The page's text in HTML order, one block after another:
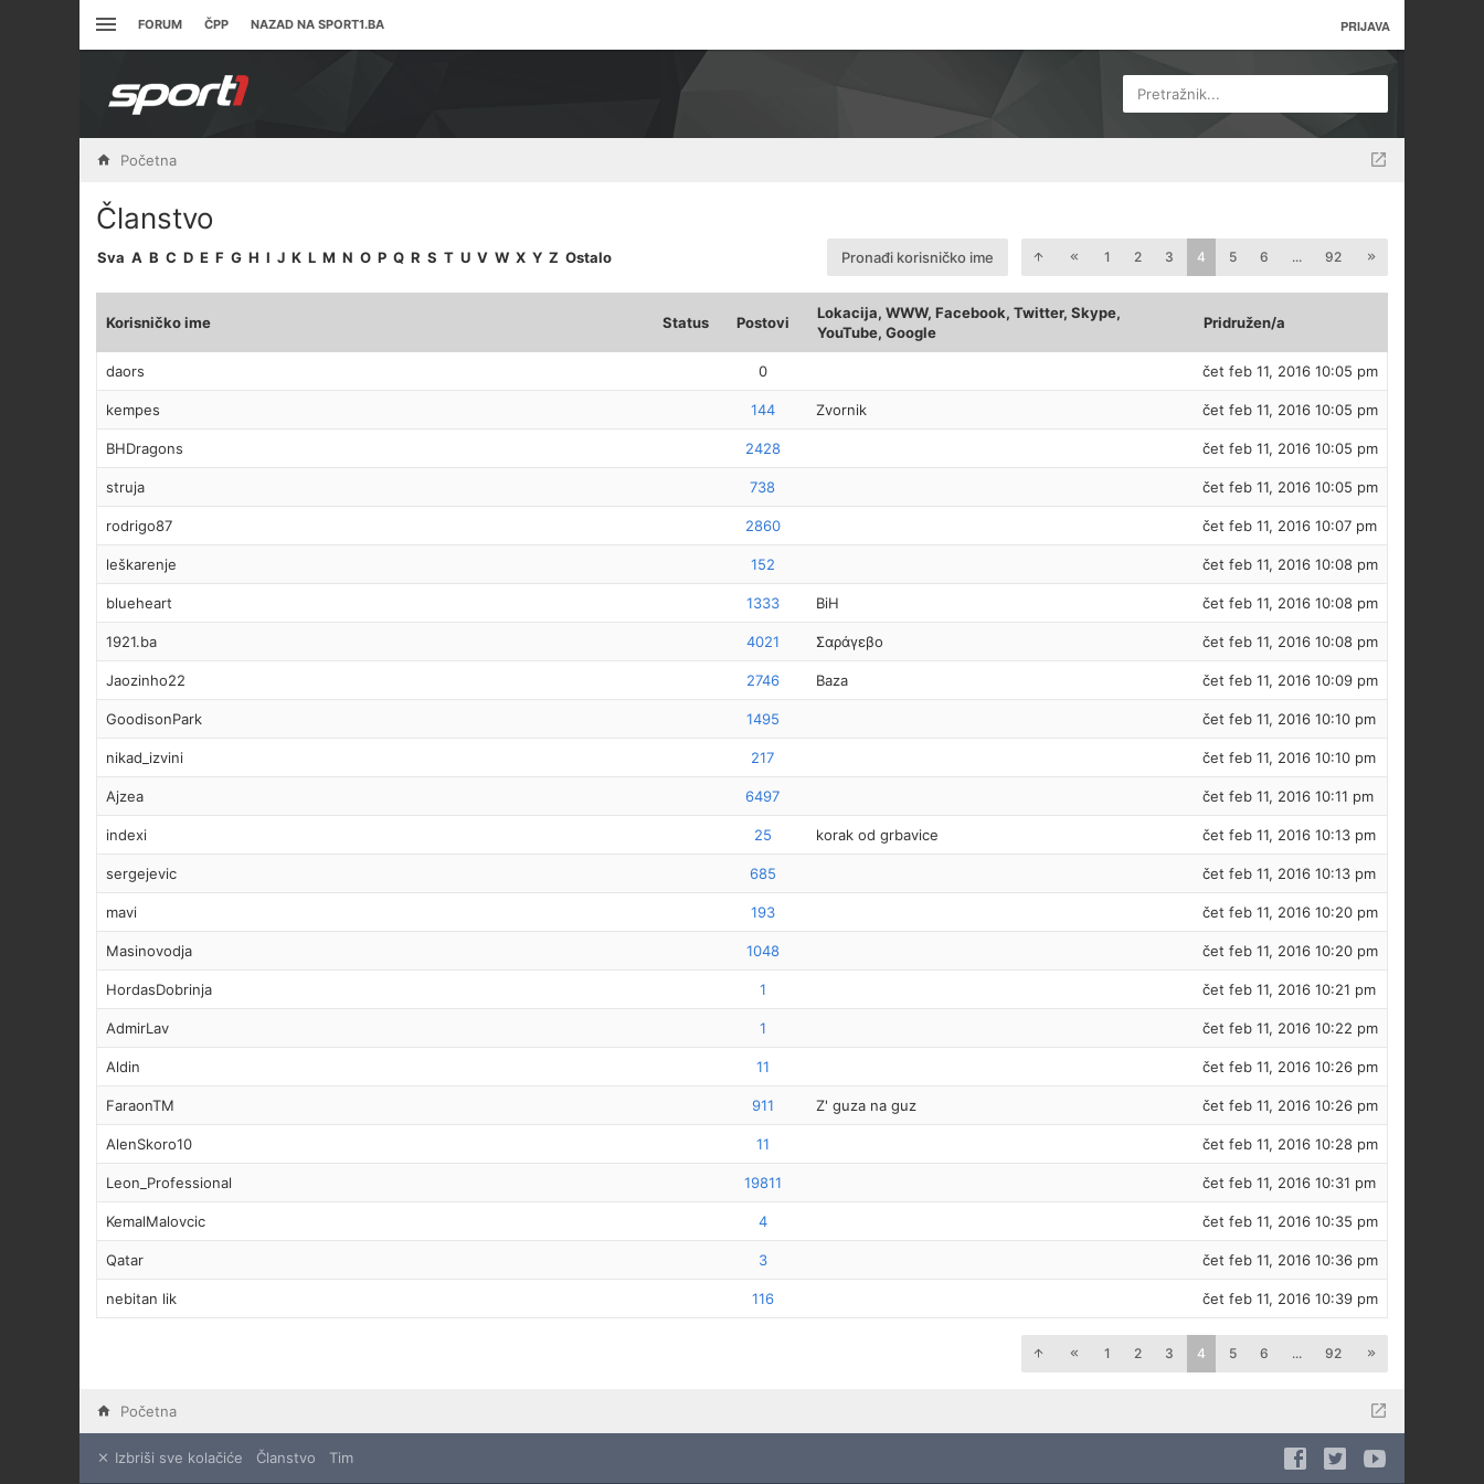
FORUM ČPP NAZAD NA SPORT1.BA PRIJAVA
Pretražnik...
Početna
Članstvo
Sva A B C D E F G H I J K L M N O P Q R S T U V W X Y Z Ostalo Pronađi korisničko ime 1 2 3 4 5 6 ... 92
Status
Korisničko ime Postovi
Lokacija, WWW, Facebook, Twitter, Skype,
YouTube, Google
Pridružen/a
daors 0 čet feb 11, 2016 10:05 pm
kempes 144 Zvornik čet feb 11, 2016 10:05 pm
BHDragons 2428 čet feb 11, 2016 10:05 pm
struja 738 čet feb 11, 2016 10:05 pm
rodrigo87 2860 čet feb 11, 2016 10:07 pm
leškarenje 152 čet feb 11, 2016 10:08 pm
blueheart 1333 BiH čet feb 11, 2016 10:08 pm
1921.ba 4021 Σαράγεβο čet feb 11, 2016 10:08 pm
Jaozinho22 2746 Baza čet feb 11, 2016 10:09 pm
GoodisonPark 1495 čet feb 11, 2016 10:10 pm
nikad_izvini 217 čet feb 11, 2016 10:10 pm
Ajzea 6497 čet feb 11, 2016 10:11 pm
indexi 25 korak od grbavice čet feb 11, 2016 10:13 pm
sergejevic 685 čet feb 11, 2016 10:13 pm
mavi 193 čet feb 11, 2016 10:20 pm
Masinovodja 1048 čet feb 11, 2016 10:20 pm
HordasDobrinja 1 čet feb 11, 2016 10:21 pm
AdmirLav 1 čet feb 11, 2016 10:22 pm
Aldin 11 čet feb 11, 2016 10:26 pm
FaraonTM 911 Z' guza na guz čet feb 11, 2016 10:26 pm
AlenSkoro10 11 čet feb 11, 2016 10:28 pm
Leon_Professional 19811 čet feb 11, 2016 10:31 pm
KemalMalovcic 4 čet feb 11, 2016 10:35 pm
Qatar 3 čet feb 11, 2016 10:36 pm
nebitan lik 116 čet feb 11, 2016 10:39 pm
1 2 3 4 5 6 ... 92
Početna
Izbriši sve kolačiće Članstvo Tim